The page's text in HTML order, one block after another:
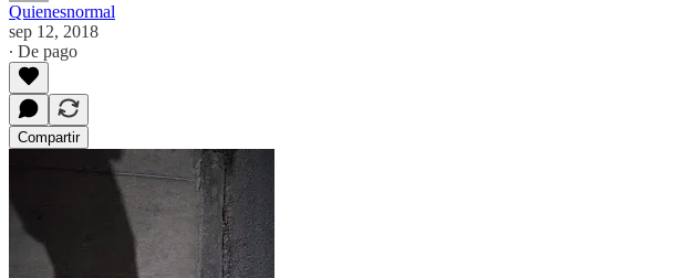
Quienesnormal
sep 12, 2018
∙ De pago
Compartir